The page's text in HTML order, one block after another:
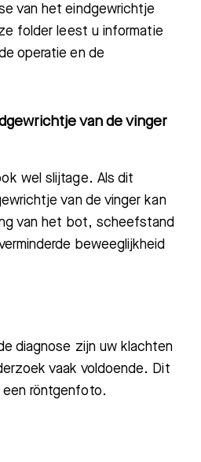
van het eindgewrichtje
folder leest u informatie
operatie en de
van de vinger
wel slijtage. Als dit
van de vinger kan
van het bot, scheefstand
beweeglijkheid
diagnose zijn uw klachten
vaak voldoende. Dit
röntgenfoto.